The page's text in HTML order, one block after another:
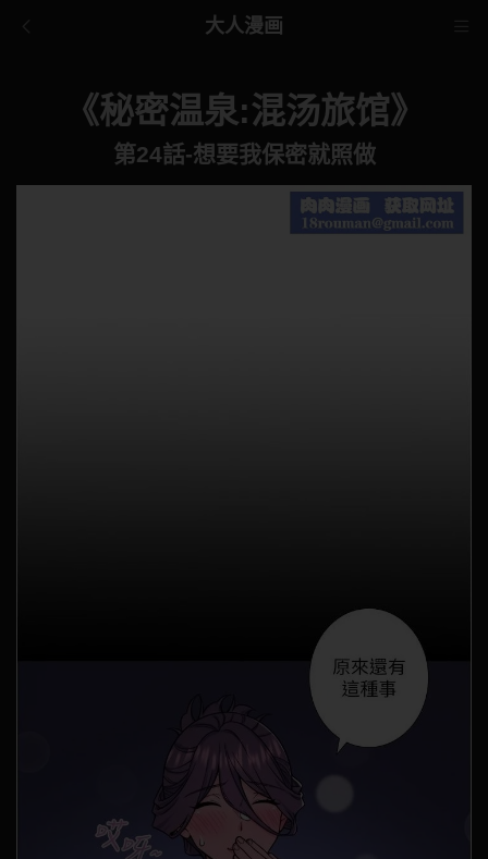
大人漫画
《秘密温泉:混汤旅馆》
第24話-想要我保密就照做